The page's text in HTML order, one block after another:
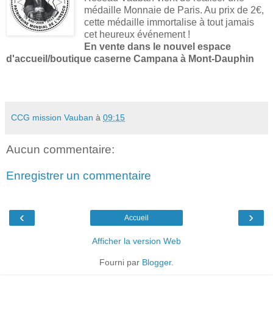
médaille Monnaie de Paris. Au prix de 2€,
cette médaille immortalise à tout jamais
cet heureux événement !
En vente dans le nouvel espace
d'accueil/boutique caserne Campana à Mont-Dauphin
CCG mission Vauban à 09:15
Aucun commentaire:
Enregistrer un commentaire
‹ ›
Accueil
Afficher la version Web
Fourni par Blogger.